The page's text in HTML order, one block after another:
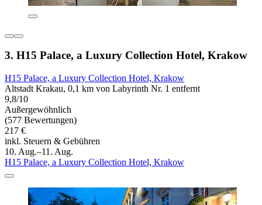
3. H15 Palace, a Luxury Collection Hotel, Krakow
H15 Palace, a Luxury Collection Hotel, Krakow
Altstadt Krakau, 0,1 km von Labyrinth Nr. 1 entfernt
9,8/10
Außergewöhnlich
(577 Bewertungen)
217 €
inkl. Steuern & Gebühren
10. Aug.–11. Aug.
H15 Palace, a Luxury Collection Hotel, Krakow